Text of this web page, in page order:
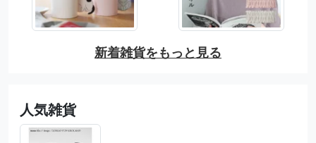
新着雑貨をもっと見る
人気雑貨